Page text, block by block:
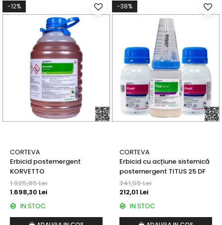
Fertilizanți foliari
Dezinfectant sol
Insecticide
Fertilizanți foliari
PEPINIERE FORESTIERE
Erbicide
Fungicide
PEPINIERE POMICOLE
Erbicide
PIERSIC
Erbicide
-12%
CORTEVA
Erbicid postemergent
KORVETTO
1.925,85 Lei
1.698,30 Lei
IN STOC
-38%
CORTEVA
Erbicid cu acțiune sistemică
postemergent TITUS 25 DF
341,55 Lei
212,01 Lei
IN STOC